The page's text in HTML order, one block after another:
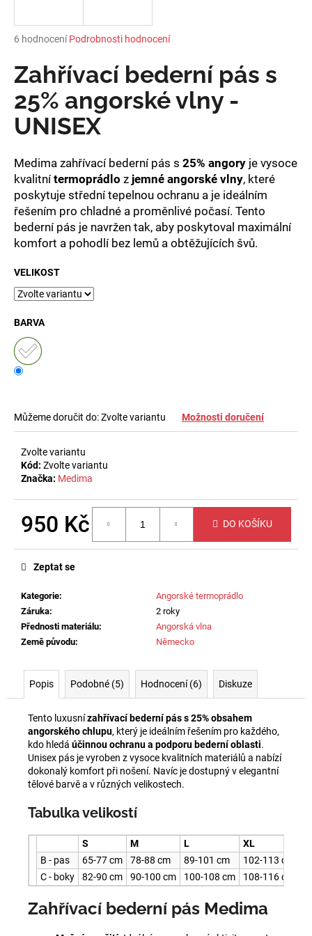
Průměrné
produktu
je
z
5
hvězdiček.
6 hodnocení Podrobnosti hodnocení
Zahřívací bederní pás s
25% angorské vlny -
UNISEX
Medima zahřívací bederní pás s 25% angory je vysoce
kvalitnítermoprádlo z jemné angorské vlny, které
poskytuje střední tepelnou ochranu a je ideálním
řešením pro chladné a proměnlivé počasí. Tento
bederní pás je navržen tak, aby poskytoval maximální
komfort a pohodlí bez lemů a obtěžujících švů.
VELIKOST
BARVA
Můžeme doručit do:Zvolte variantu Možnosti doručení
Zvolte variantu
Kód: Zvolte variantu
Značka: Medima
950 Kč DO KOŠÍKU
Kategorie:
Angorské termoprádlo
Záruka:
2 roky
Přednosti materiálu:
Angorská vlna
Země původu: Německo
Zeptat se
Popis Podobné (5) Hodnocení (6) Diskuze
Tento luxusnízahřívací bederní pás s 25% obsahem
angorského chlupu, který je ideálním řešením pro každého,
kdo hledá účinnou ochranu a podporu bederní oblasti.
Unisex pás je vyroben z vysoce kvalitních materiálů a nabízí
dokonalý komfort při nošení. Navíc je dostupný v elegantní
tělové barvě a v různých velikostech.
Tabulka velikostí
S M L XL
B - pas
65-77 cm 78-88 cm 89-101 cm 102-113 cm
C - boky
82-90 cm 90-100 cm 100-108 cm 108-116 cm
Zahřívací bederní pás Medima
j
t
?
HLEDAT
D
o
p
o
r
u
u
j
e
m
ZEŠTÍHLUJÍCÍ
OTEVŘENÝM
POPRSÍM
710